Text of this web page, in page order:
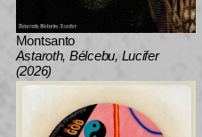
Montsanto
Astaroth, Bélcebu, Lucifer
(2026)